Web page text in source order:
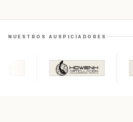
NUESTROS AUSPICIADORES